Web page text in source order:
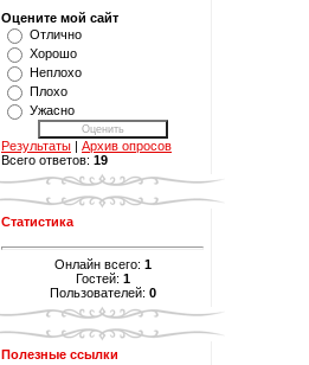
Оцените мой сайт
Отлично
Хорошо
Неплохо
Плохо
Ужасно
Результаты | Архив опросов
Всего ответов: 19
Статистика
Онлайн всего: 1
Гостей: 1
Пользователей: 0
Полезные ссылки